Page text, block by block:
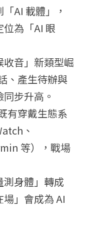
AI 載體」，
為「AI 眼
音」新類型崛
、產生待辦與
步升高。
有穿戴生態系
、
等），戰場
身體」轉成
場」會成為 AI